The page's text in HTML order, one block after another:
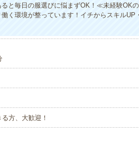
と毎日の服選びに悩まずOK！≪未経験OK
く環境が整っています！イチからスキルUP
方、大歓迎！